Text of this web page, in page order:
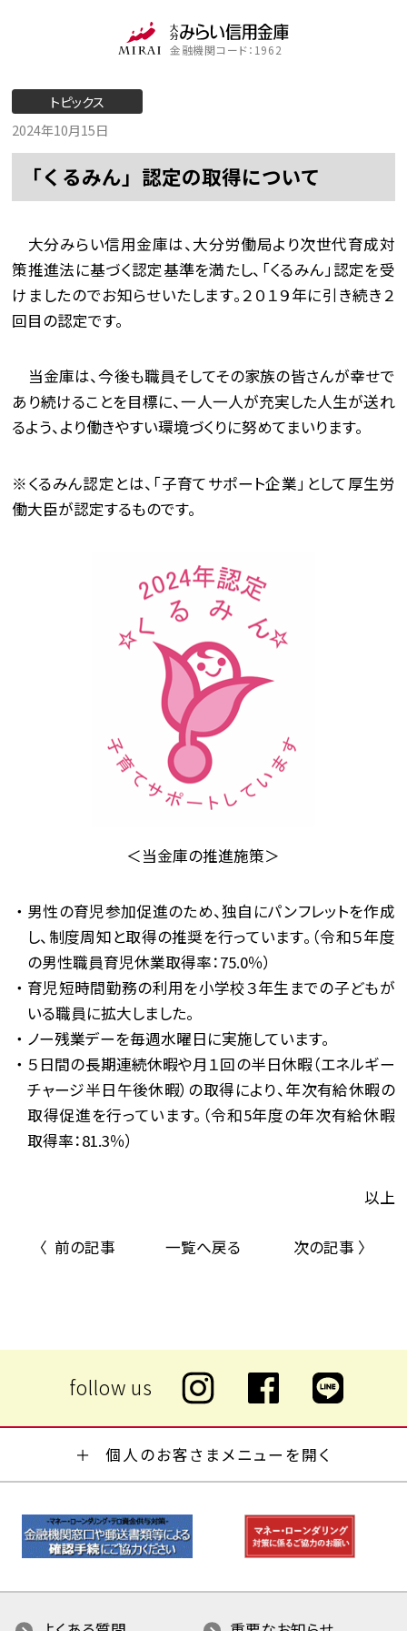
金融機関コード：1962
トピックス
2024年10月15日
「くるみん」認定の取得について
大分みらい信用金庫は、大分労働局より次世代育成対
策推進法に基づく認定基準を満たし、「くるみん」認定を受
けましたのでお知らせいたします。２０１９年に引き続き２
回目の認定です。
当金庫は、今後も職員そしてその家族の皆さんが幸せで
あり続けることを目標に、一人一人が充実した人生が送れ
るよう、より働きやすい環境づくりに努めてまいります。
※くるみん認定とは、「子育てサポート企業」として厚生労
働大臣が認定するものです。
＜当金庫の推進施策＞
男性の育児参加促進のため、独自にパンフレットを作成
し、制度周知と取得の推奨を行っています。（令和５年度
の男性職員育児休業取得率：75.0％）
育児短時間勤務の利用を小学校３年生までの子どもが
いる職員に拡大しました。
ノー残業デーを毎週水曜日に実施しています。
５日間の長期連続休暇や月１回の半日休暇（エネルギー
チャージ半日午後休暇）の取得により、年次有給休暇の
取得促進を行っています。（令和5年度の年次有給休暇
取得率：81.3％）
以上
〈 前の記事 一覧へ戻る 次の記事 〉
個人のお客さまメニューを開く